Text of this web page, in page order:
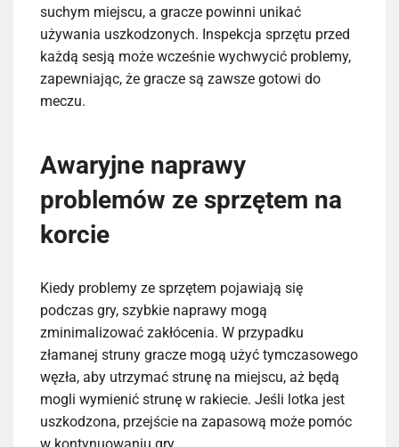
suchym miejscu, a gracze powinni unikać
używania uszkodzonych. Inspekcja sprzętu przed
każdą sesją może wcześnie wychwycić problemy,
zapewniając, że gracze są zawsze gotowi do
meczu.
Awaryjne naprawy
problemów ze sprzętem na
korcie
Kiedy problemy ze sprzętem pojawiają się
podczas gry, szybkie naprawy mogą
zminimalizować zakłócenia. W przypadku
złamanej struny gracze mogą użyć tymczasowego
węzła, aby utrzymać strunę na miejscu, aż będą
mogli wymienić strunę w rakiecie. Jeśli lotka jest
uszkodzona, przejście na zapasową może pomóc